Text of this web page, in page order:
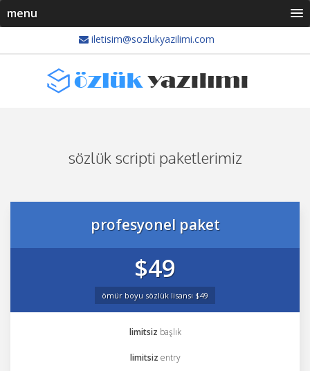
menu
iletisim@sozlukyazilimi.com
sözlük scripti paketlerimiz
profesyonel paket
$49
ömür boyu sözlük li̇sansi $49
limitsiz başlık
limitsiz entry